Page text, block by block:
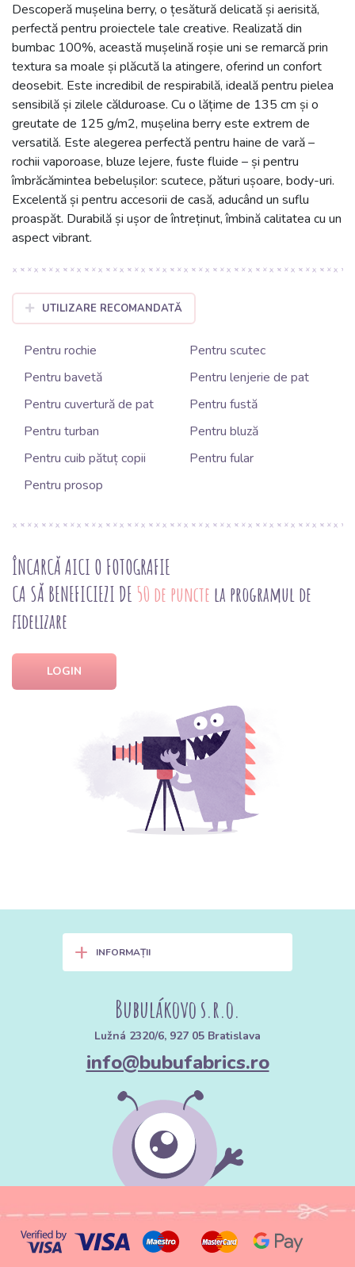
Descoperă mușelina berry, o țesătură delicată și aerisită,
perfectă pentru proiectele tale creative. Realizată din
bumbac 100%, această mușelină roșie uni se remarcă prin
textura sa moale și plăcută la atingere, oferind un confort
deosebit. Este incredibil de respirabilă, ideală pentru pielea
sensibilă și zilele călduroase. Cu o lățime de 135 cm și o
greutate de 125 g/m2, mușelina berry este extrem de
versatilă. Este alegerea perfectă pentru haine de vară –
rochii vaporoase, bluze lejere, fuste fluide – și pentru
îmbrăcămintea bebelușilor: scutece, pături ușoare, body-uri.
Excelentă și pentru accesorii de casă, aducând un suflu
proaspăt. Durabilă și ușor de întreținut, îmbină calitatea cu un
aspect vibrant.
UTILIZARE RECOMANDATĂ
Pentru rochie
Pentru scutec
Pentru bavetă
Pentru lenjerie de pat
Pentru cuvertură de pat
Pentru fustă
Pentru turban
Pentru bluză
Pentru cuib pătuț copii
Pentru fular
Pentru prosop
ÎNCARCĂ AICI O FOTOGRAFIE
CA SĂ BENEFICIEZI DE 50 de puncte la programul de
fidelizare
LOGIN
+ INFORMAȚII
Bubulákovo s.r.o.
Lužná 2320/6, 927 05 Bratislava
info@bubufabrics.ro